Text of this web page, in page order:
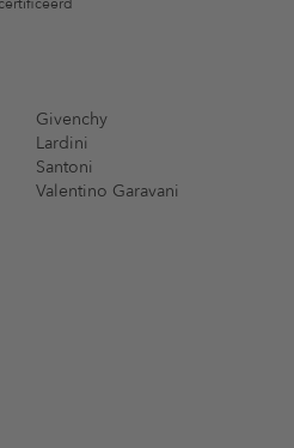
Givenchy
Lardini
Santoni
Valentino Garavani